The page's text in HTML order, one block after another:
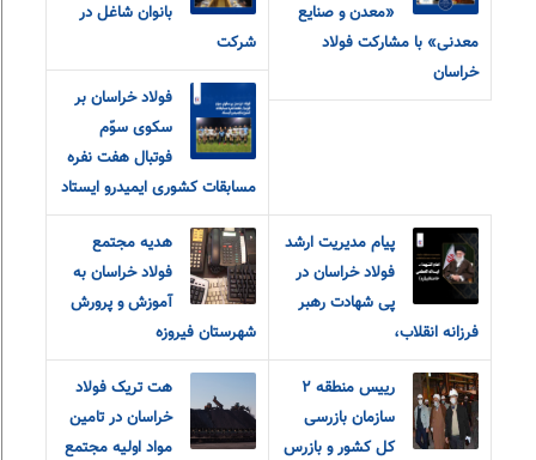
«معدن و‌ صنایع
معدنی» با مشارکت فولاد
خراسان
بانوان شاغل در
شرکت
فولاد خراسان بر
سکوی سوّم
فوتبال هفت نفره
مسابقات کشوری ایمیدرو ایستاد
پیام مدیریت ارشد
فولاد خراسان در
پی شهادت رهبر
فرزانه انقلاب،
هدیه مجتمع
فولاد خراسان به
آموزش و پرورش
شهرستان فیروزه
رییس منطقه ٢
سازمان بازرسی
کل کشور و بازرس
هت تریک فولاد
خراسان در تامین
مواد اولیه مجتمع